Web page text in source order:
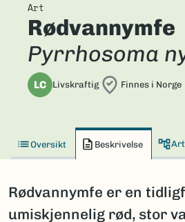
Art
Rødvannymfe
Pyrrhosoma
LC Livskraftig Finnes i Norge
Oversikt Beskrivelse
Rødvannymfe er en
umiskjennelig rød, stor